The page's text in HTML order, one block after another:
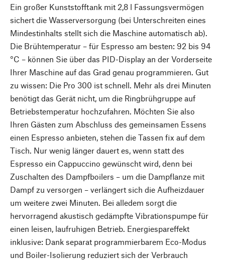
Ein großer Kunststofftank mit 2,8 l Fassungsvermögen
sichert die Wasserversorgung (bei Unterschreiten eines
Mindestinhalts stellt sich die Maschine automatisch ab).
Die Brühtemperatur – für Espresso am besten: 92 bis 94
°C – können Sie über das PID-Display an der Vorderseite
Ihrer Maschine auf das Grad genau programmieren. Gut
zu wissen: Die Pro 300 ist schnell. Mehr als drei Minuten
benötigt das Gerät nicht, um die Ringbrühgruppe auf
Betriebstemperatur hochzufahren. Möchten Sie also
Ihren Gästen zum Abschluss des gemeinsamen Essens
einen Espresso anbieten, stehen die Tassen fix auf dem
Tisch. Nur wenig länger dauert es, wenn statt des
Espresso ein Cappuccino gewünscht wird, denn bei
Zuschalten des Dampfboilers – um die Dampflanze mit
Dampf zu versorgen – verlängert sich die Aufheizdauer
um weitere zwei Minuten. Bei alledem sorgt die
hervorragend akustisch gedämpfte Vibrationspumpe für
einen leisen, laufruhigen Betrieb. Energiespareffekt
inklusive: Dank separat programmierbarem Eco-Modus
und Boiler-Isolierung reduziert sich der Verbrauch